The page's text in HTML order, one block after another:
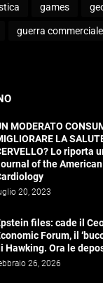
games
guerra commerciale
MODERATO
LA
Lo riporta
of the
20, 2023
files: cade il
Forum, il
Hawking. Ora le
26, 2026